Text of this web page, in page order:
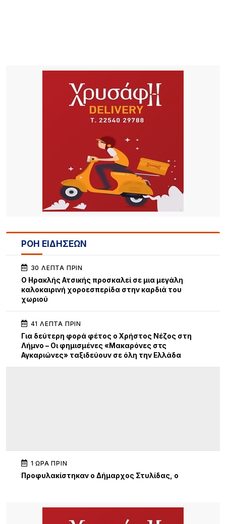
ΡΟΗ ΕΙΔΗΣΕΩΝ
30 ΛΕΠΤΆ ΠΡΙΝ
Ο Ηρακλής Ατσικής προσκαλεί σε μια μεγάλη
καλοκαιρινή χοροεσπερίδα στην καρδιά του
χωριού
41 ΛΕΠΤΆ ΠΡΙΝ
Για δεύτερη φορά φέτος ο Χρήστος Νέζος στη
Λήμνο – Οι φημισμένες «Μακαρόνες στς
Αγκαριώνες» ταξιδεύουν σε όλη την Ελλάδα
1 ΏΡΑ ΠΡΙΝ
Προφυλακίστηκαν ο Δήμαρχος Στυλίδας, ο